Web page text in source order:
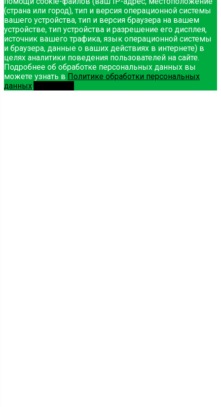
(страна или город), тип и версия операционной системы
вашего устройства, тип и версия браузера на вашем
устройстве, тип устройства и разрешение его дисплея,
источник вашего трафика, язык операционной системы
и браузера, данные о ваших действиях в интернете) в
целях аналитики поведения пользователей на сайте.
Подробнее об обработке персональных данных вы
можете узнать в Политике обработки персональных
данных.